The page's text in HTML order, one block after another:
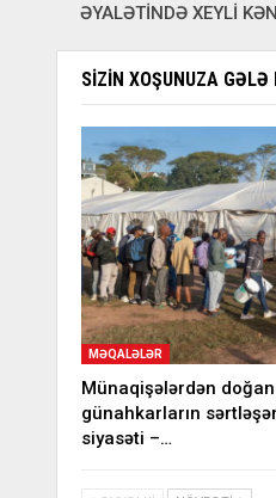
ƏYALƏTİNDƏ XEYLİ
SIZIN XOŞUNUZA GƏLƏ
MƏQALƏLƏR
Münaqişələrdən
günahkarların
siyasəti –…